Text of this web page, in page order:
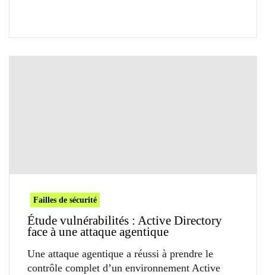
Failles de sécurité
Étude vulnérabilités : Active Directory
face à une attaque agentique
Une attaque agentique a réussi à prendre le
contrôle complet d’un environnement Active